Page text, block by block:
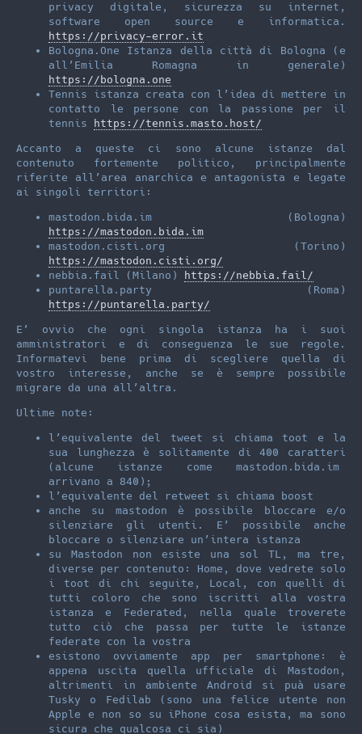
privacy digitale, sicurezza su internet,
software open source e informatica.
https://privacy-error.it
Bologna.One Istanza della città di Bologna (e
all’Emilia Romagna in generale)
https://bologna.one
Tennis istanza creata con l’idea di mettere in
contatto le persone con la passione per il
tennis
https://tennis.masto.host/
Accanto a queste ci sono alcune istanze dal
contenuto fortemente politico, principalmente
riferite all’area anarchica e antagonista e legate
ai singoli territori:
mastodon.bida.im (Bologna)
https://mastodon.bida.im
mastodon.cisti.org (Torino)
https://mastodon.cisti.org/
nebbia.fail (Milano)
https://nebbia.fail/
puntarella.party (Roma)
https://puntarella.party/
E’ ovvio che ogni singola istanza ha i suoi
amministratori e di conseguenza le sue regole.
Informatevi bene prima di scegliere quella di
vostro interesse, anche se è sempre possibile
migrare da una all’altra.
Ultime note:
l’equivalente del tweet si chiama toot e la
sua lunghezza è solitamente di 400 caratteri
(alcune istanze come mastodon.bida.im
arrivano a 840);
l’equivalente del retweet si chiama boost
anche su mastodon è possibile bloccare e/o
silenziare gli utenti. E’ possibile anche
bloccare o silenziare un’intera istanza
su Mastodon non esiste una sol TL, ma tre,
diverse per contenuto: Home, dove vedrete solo
i toot di chi seguite, Local, con quelli di
tutti coloro che sono iscritti alla vostra
istanza e Federated, nella quale troverete
tutto ciò che passa per tutte le istanze
federate con la vostra
esistono ovviamente app per smartphone: è
appena uscita quella ufficiale di Mastodon,
altrimenti in ambiente Android si puà usare
Tusky o Fedilab (sono una felice utente non
Apple e non so su iPhone cosa esista, ma sono
sicura che qualcosa ci sia)